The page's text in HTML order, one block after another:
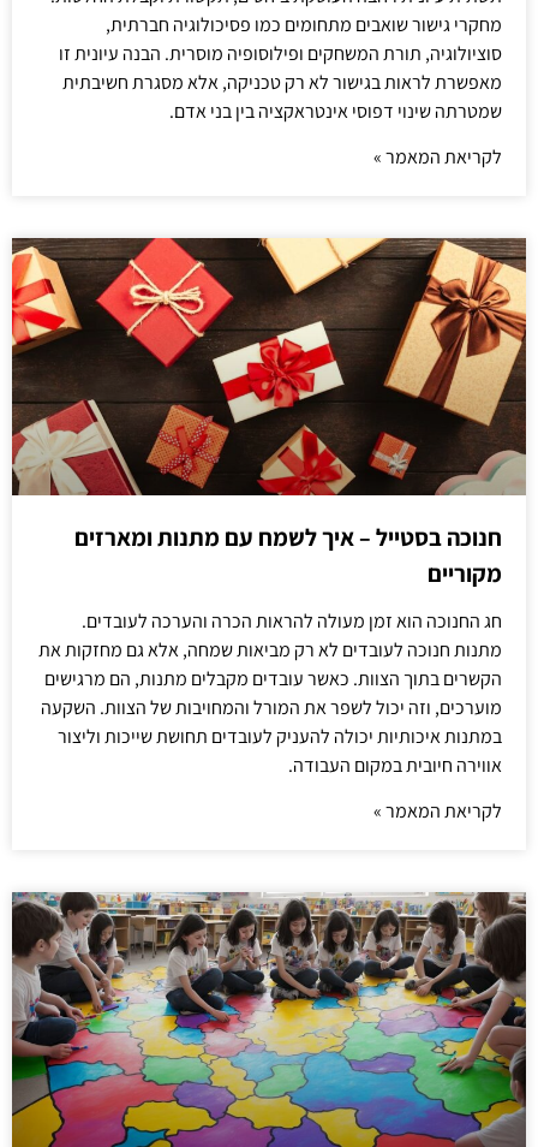
מחקרי גישור שואבים מתחומים כמו פסיכולוגיה חברתית,
סוציולוגיה, תורת המשחקים ופילוסופיה מוסרית. הבנה עיונית זו
מאפשרת לראות בגישור לא רק טכניקה, אלא מסגרת חשיבתית
שמטרתה שינוי דפוסי אינטראקציה בין בני אדם.
לקריאת המאמר »
חנוכה בסטייל – איך לשמח עם מתנות ומארזים
מקוריים
חג החנוכה הוא זמן מעולה להראות הכרה והערכה לעובדים.
מתנות חנוכה לעובדים לא רק מביאות שמחה, אלא גם מחזקות את
הקשרים בתוך הצוות. כאשר עובדים מקבלים מתנות, הם מרגישים
מוערכים, וזה יכול לשפר את המורל והמחויבות של הצוות. השקעה
במתנות איכותיות יכולה להעניק לעובדים תחושת שייכות וליצור
אווירה חיובית במקום העבודה.
לקריאת המאמר »